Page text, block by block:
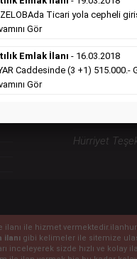
Hürriyet
Hürriyet Vefat
Hürriyet
ile hizmet
ilanı gibi kelimeler ile sitemize
inceleyerek sizde hızlı ve
Ticari yola cepheli
Gör
Emlak İlanı - 16.03.2018
Caddesinde (3 +1) 515.000.-
Gör